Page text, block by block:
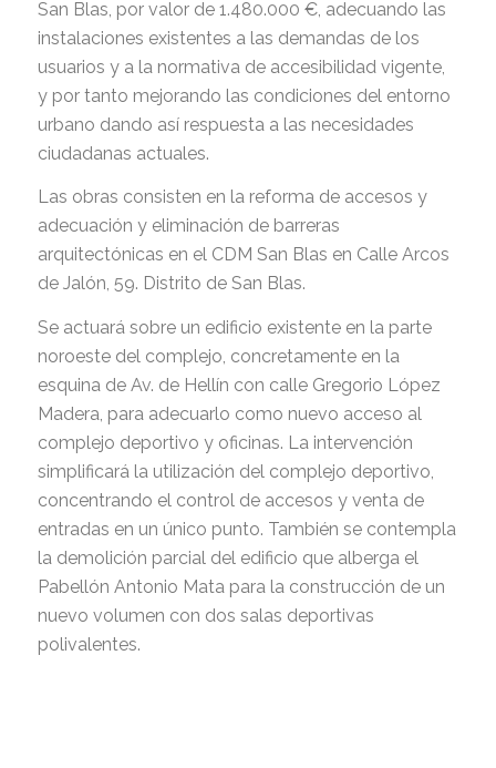
San Blas, por valor de 1.480.000 €, adecuando las
instalaciones existentes a las demandas de los
usuarios y a la normativa de accesibilidad vigente,
y por tanto mejorando las condiciones del entorno
urbano dando así respuesta a las necesidades
ciudadanas actuales.
Las obras consisten en la reforma de accesos y
adecuación y eliminación de barreras
arquitectónicas en el CDM San Blas en Calle Arcos
de Jalón, 59. Distrito de San Blas.
Se actuará sobre un edificio existente en la parte
noroeste del complejo, concretamente en la
esquina de Av. de Hellín con calle Gregorio López
Madera, para adecuarlo como nuevo acceso al
complejo deportivo y oficinas. La intervención
simplificará la utilización del complejo deportivo,
concentrando el control de accesos y venta de
entradas en un único punto. También se contempla
la demolición parcial del edificio que alberga el
Pabellón Antonio Mata para la construcción de un
nuevo volumen con dos salas deportivas
polivalentes.